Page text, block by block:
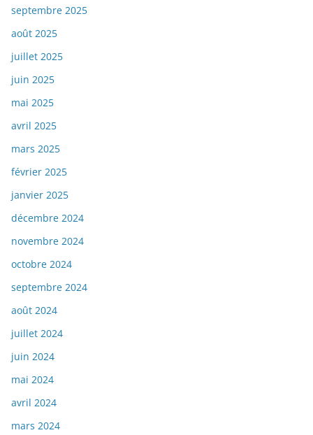
septembre 2025
août 2025
juillet 2025
juin 2025
mai 2025
avril 2025
mars 2025
février 2025
janvier 2025
décembre 2024
novembre 2024
octobre 2024
septembre 2024
août 2024
juillet 2024
juin 2024
mai 2024
avril 2024
mars 2024